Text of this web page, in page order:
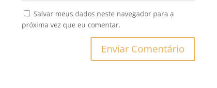
Salvar meus dados neste navegador para a
próxima vez que eu comentar.